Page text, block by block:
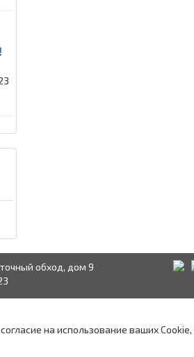
обход, дом 9
с руководством
на использование ваших